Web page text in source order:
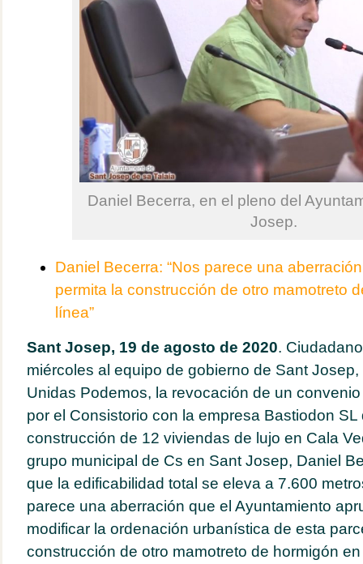
Daniel Becerra, en el pleno del
Josep.
Daniel Becerra: “Nos parece una
permita la construcción de otro mamotreto
línea”
Sant Josep, 19 de agosto de 2020.
miércoles al equipo de gobierno de Sant
Unidas Podemos, la revocación de un
por el Consistorio con la empresa Bastiodon SL
construcción de 12 viviendas de lujo en Cala
grupo municipal de Cs en Sant Josep, Daniel
que la edificabilidad total se eleva a 7.600
parece una aberración que el Ayuntamiento
modificar la ordenación urbanística de esta
construcción de otro mamotreto de hormigón